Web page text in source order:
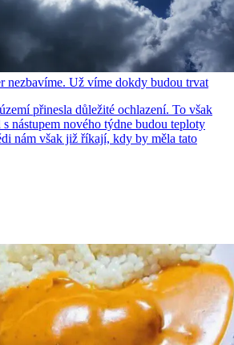
nezbavíme. Už víme dokdy budou trvat
přinesla důležité ochlazení. To však
nástupem nového týdne budou teploty
nám však již říkají, kdy by měla tato